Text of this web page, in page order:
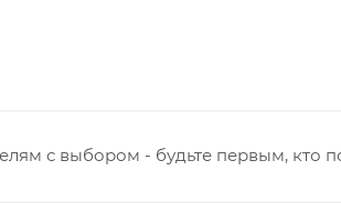
с выбором - будьте первым, кто